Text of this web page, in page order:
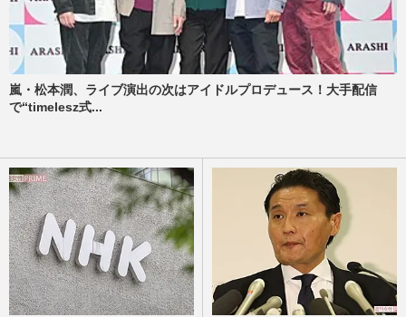
嵐・松本潤、ライブ演出の次はアイドルプロデュース！大手配信
で“timelesz式...